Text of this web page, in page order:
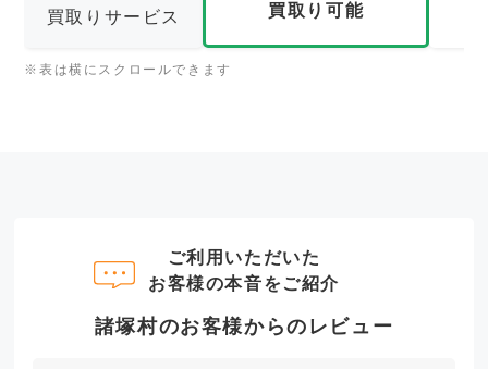
買取りサービス 買取り可能
※表は横にスクロールできます
ご利用いただいた
お客様の本音をご紹介
諸塚村のお客様からのレビュー